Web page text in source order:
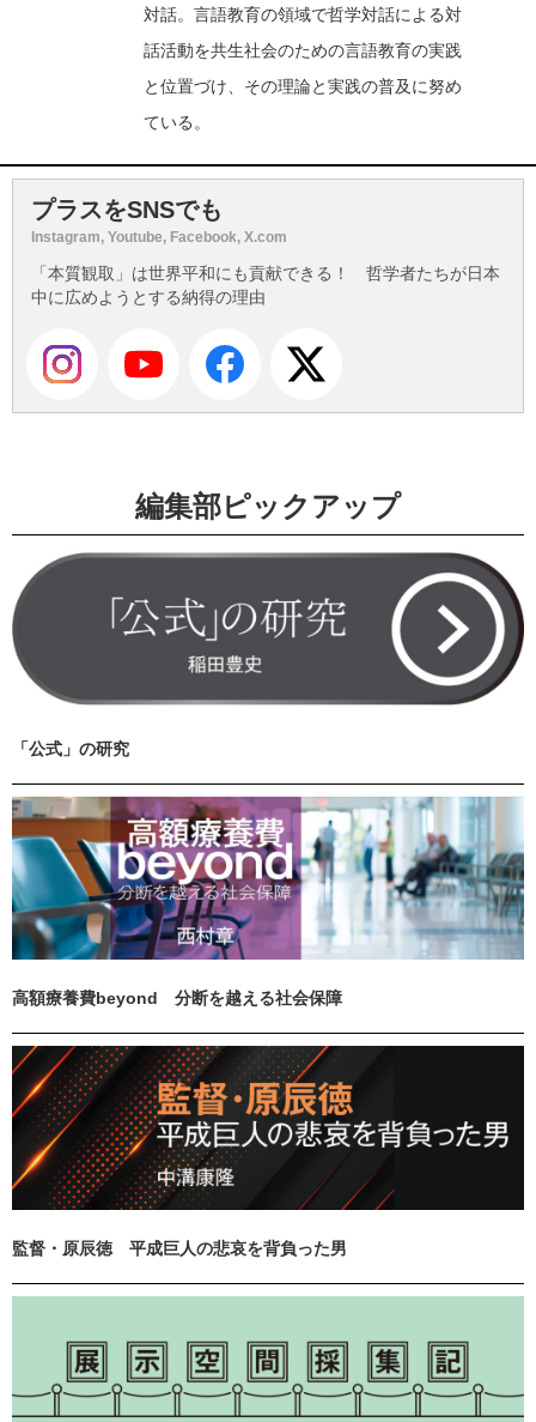
対話。言語教育の領域で哲学対話による対
話活動を共生社会のための言語教育の実践
と位置づけ、その理論と実践の普及に努め
ている。
プラスをSNSでも
Instagram, Youtube, Facebook, X.com
「本質観取」は世界平和にも貢献できる！ 哲学者たちが日本
中に広めようとする納得の理由
編集部ピックアップ
「公式」の研究
高額療養費beyond 分断を越える社会保障
監督・原辰徳 平成巨人の悲哀を背負った男